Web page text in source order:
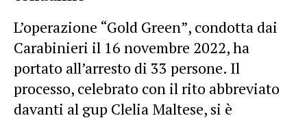
L’operazione “Gold Green”, condotta dai
Carabinieri il 16 novembre 2022, ha
portato all’arresto di 33 persone. Il
processo, celebrato con il rito abbreviato
davanti al gup Clelia Maltese, si è